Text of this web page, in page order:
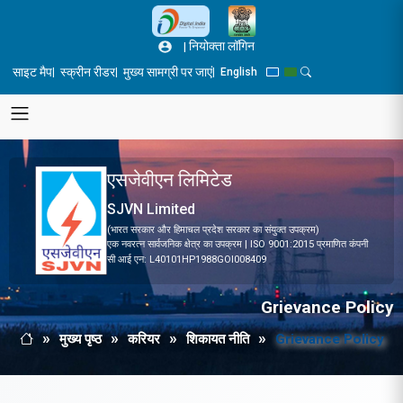
| नियोक्ता लॉगिन
साइट मैप स्क्रीन रीडर| मुख्य सामग्री पर जाएं| English
Blue Theme
Green Theme
Toggle Search
एसजेवीएन लिमिटेड
SJVN Limited
(भारत सरकार और हिमाचल प्रदेश सरकार का संयुक्त उपक्रम)
एक नवरत्न सार्वजनिक क्षेत्र का उपक्रम | ISO 9001:2015 प्रमाणित कंपनी
सी आई एन: L40101HP1988GOI008409
Grievance Policy
Breadcrumb
मुख्य पृष्ठमुख्य पृष्ठ करियर शिकायत नीति Grievance Policy